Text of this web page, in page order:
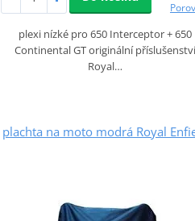
plexi nízké pro 650 Interceptor + 650
Continental GT originální
Royal…
plachta na moto modrá Royal